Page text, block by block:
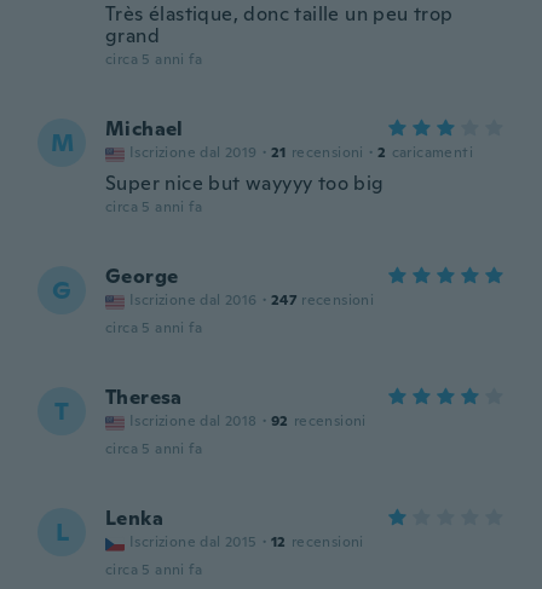
Très élastique, donc taille un peu trop
grand
circa 5 anni fa
M Michael
Iscrizione dal 2019 · 21 recensioni · 2 caricamenti
Super nice but wayyyy too big
circa 5 anni fa
G George
Iscrizione dal 2016 · 247 recensioni
circa 5 anni fa
T Theresa
Iscrizione dal 2018 · 92 recensioni
circa 5 anni fa
L Lenka
Iscrizione dal 2015 · 12 recensioni
circa 5 anni fa